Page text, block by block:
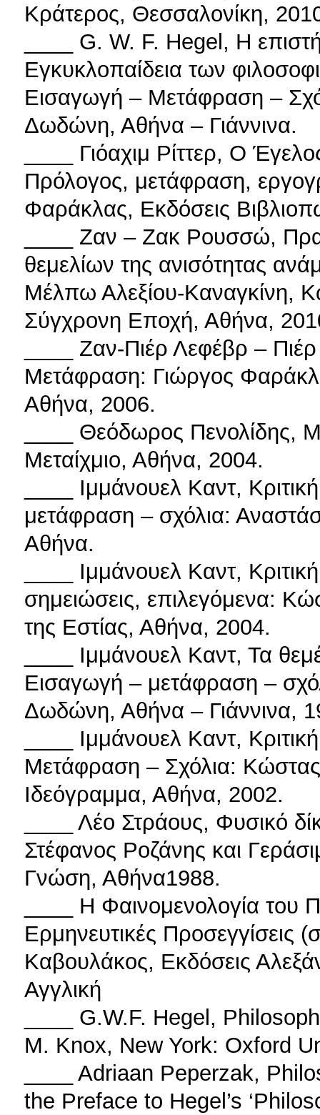
Κράτερος, Θεσσαλονίκη,
____ G. W. F. Hegel, Η
Εγκυκλοπαίδεια των
Εισαγωγή – Μετάφραση –
Δωδώνη, Αθήνα – Γιάννινα.
____ Γιόαχιμ Ρίττερ, Ο
Πρόλογος, μετάφραση,
Φαράκλας, Εκδόσεις
____ Ζαν – Ζακ Ρουσσώ,
θεμελίων της ανισότητας
Μέλπω Αλεξίου-Καναγκίνη,
Σύγχρονη Εποχή, Αθήνα,
____ Ζαν-Πιέρ Λεφέβρ –
Μετάφραση: Γιώργος
Αθήνα, 2006.
____ Θεόδωρος Πενολίδης,
Μεταίχμιο, Αθήνα, 2004.
____ Ιμμάνουελ Καντ,
μετάφραση – σχόλια:
Αθήνα.
____ Ιμμάνουελ Καντ,
σημειώσεις, επιλεγόμενα:
της Εστίας, Αθήνα, 2004.
____ Ιμμάνουελ Καντ, Τα
Εισαγωγή – μετάφραση –
Δωδώνη, Αθήνα – Γιάννινα,
____ Ιμμάνουελ Καντ,
Μετάφραση – Σχόλια:
Ιδεόγραμμα, Αθήνα, 2002.
____ Λέο Στράους, Φυσικό
Στέφανος Ροζάνης και
Γνώση, Αθήνα1988.
____ Η Φαινομενολογία
Ερμηνευτικές Προσεγγίσεις
Καβουλάκος, Εκδόσεις
Αγγλική
____ G.W.F. Hegel,
M. Knox, New York: Oxford
____ Adriaan Peperzak,
the Preface to Hegel’s